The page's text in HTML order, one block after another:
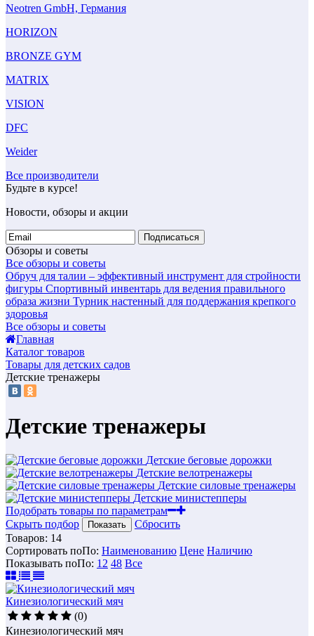
Neotren GmbH, Германия
HORIZON
BRONZE GYM
MATRIX
VISION
DFC
Weider
Все производители
Будьте в курсе!
Новости, обзоры и акции
Подписаться
Обзоры и советы
Все обзоры и советы
Обруч для талии – эффективный инструмент для стройности
фигуры Спортивный инвентарь для ведения правильного
образа жизни Турник настенный для поддержания крепкого
здоровья
Все обзоры и советы
Главная
Каталог товаров
Товары для детских садов
Детские тренажеры
Детские тренажеры
Детские беговые дорожки
Детские велотренажеры
Детские силовые тренажеры
Детские министепперы
Подобрать товары по параметрам
Скрыть подбор
Показать
Сбросить
Товаров: 14
Сортировать поПо: Наименованию Цене Наличию
Показывать поПо: 12 48 Все
Кинезиологический мяч
(0)
Кинезиологический мяч